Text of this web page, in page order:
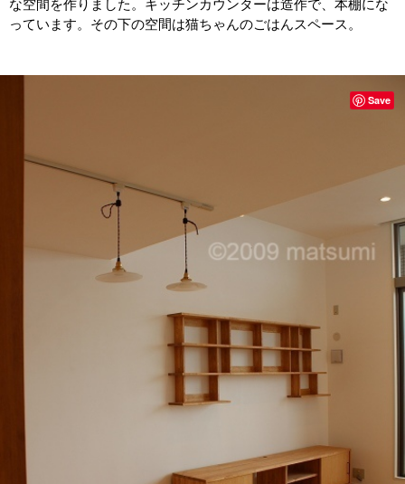
な空間を作りました。キッチンカウンターは造作で、本棚にな
っています。その下の空間は猫ちゃんのごはんスペース。
Save